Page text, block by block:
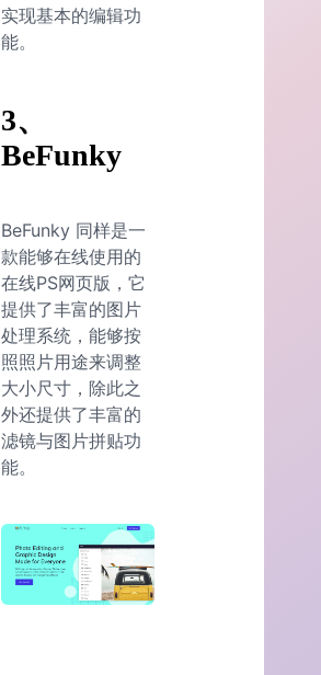
实现基本的编辑功
能。
3、
BeFunky
BeFunky 同样是一
款能够在线使用的
在线PS网页版，它
提供了丰富的图片
处理系统，能够按
照照片用途来调整
大小尺寸，除此之
外还提供了丰富的
滤镜与图片拼贴功
能。